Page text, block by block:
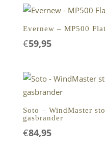
Evernew – MP500
€59,95
Soto – WindMaster
gasbrander
€84,95